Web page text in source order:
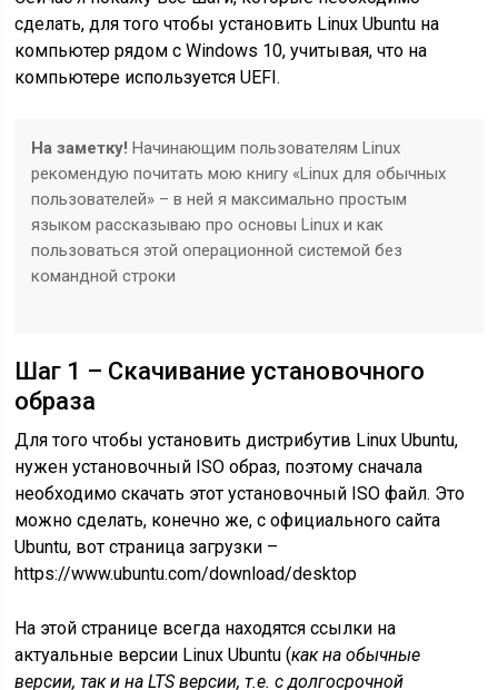
сделать, для того чтобы установить Linux Ubuntu на
компьютер рядом с Windows 10, учитывая, что на
компьютере используется UEFI.
На заметку! Начинающим пользователям Linux
рекомендую почитать мою книгу «Linux для обычных
пользователей» – в ней я максимально простым
языком рассказываю про основы Linux и как
пользоваться этой операционной системой без
командной строки
Шаг 1 – Скачивание установочного
образа
Для того чтобы установить дистрибутив Linux Ubuntu,
нужен установочный ISO образ, поэтому сначала
необходимо скачать этот установочный ISO файл. Это
можно сделать, конечно же, с официального сайта
Ubuntu, вот страница загрузки –
https://www.ubuntu.com/download/desktop
На этой странице всегда находятся ссылки на
актуальные версии Linux Ubuntu (как на обычные
версии, так и наLTS версии, т.е. с долгосрочной